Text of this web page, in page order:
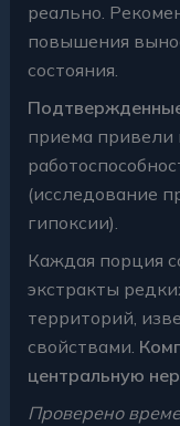
реально.
повышения
состояния.
приема привели
(исследование
гипоксии).
Каждая порция
экстракты
территорий,
свойствами.
центральную
Проверено